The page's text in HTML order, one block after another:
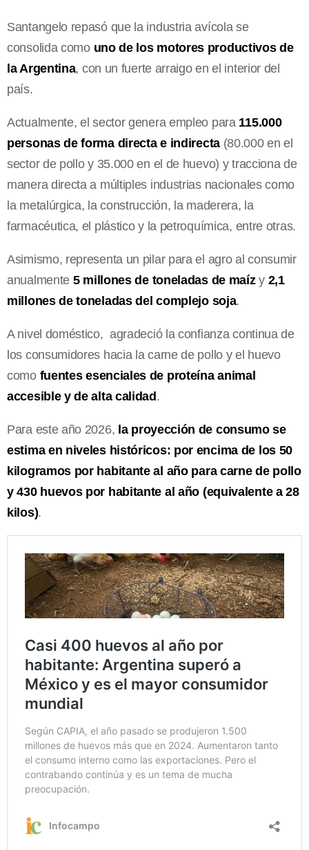
Santangelo repasó que la industria avícola se
consolida como uno de los motores productivos de
la Argentina, con un fuerte arraigo en el interior del
país.
Actualmente, el sector genera empleo para 115.000
personas de forma directa e indirecta(80.000 en el
sector de pollo y 35.000 en el de huevo) y tracciona de
manera directa a múltiples industrias nacionales como
la metalúrgica, la construcción, la maderera, la
farmacéutica, el plástico y la petroquímica, entre otras.
Asimismo, representa un pilar para el agro al consumir
anualmente 5 millones de toneladas de maízy 2,1
millones de toneladas del complejo soja.
A nivel doméstico, agradeció la confianza continua de
los consumidores hacia la carne de pollo y el huevo
como fuentes esenciales de proteína animal
accesible y de alta calidad.
Para este año 2026, la proyección de consumo se
estima en niveles históricos: por encima de los 50
kilogramos por habitante al año para carne de pollo
y 430 huevos por habitante al año (equivalente a 28
kilos).